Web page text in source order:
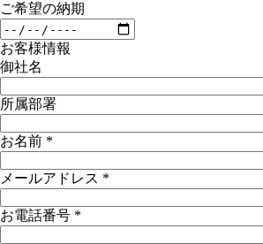
ご希望の納期
お客様情報
御社名
所属部署
お名前 *
メールアドレス *
お電話番号 *